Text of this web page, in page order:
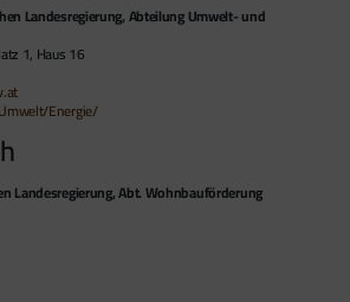
Landesregierung, Abteilung Umwelt- und
1, Haus 16
Energie/
Landesregierung, Abt. Wohnbauförderung